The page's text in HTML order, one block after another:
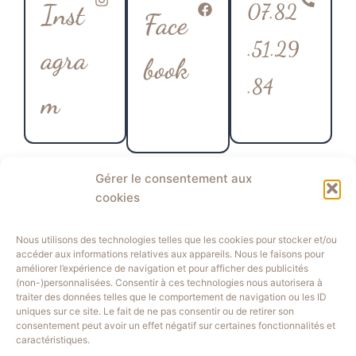
Gérer le consentement aux
cookies
Nous utilisons des technologies telles que les cookies pour stocker et/ou
accéder aux informations relatives aux appareils. Nous le faisons pour
améliorer l’expérience de navigation et pour afficher des publicités
(non-)personnalisées. Consentir à ces technologies nous autorisera à
traiter des données telles que le comportement de navigation ou les ID
uniques sur ce site. Le fait de ne pas consentir ou de retirer son
consentement peut avoir un effet négatif sur certaines fonctionnalités et
caractéristiques.
Inst
agra
m
Face
book
07.82
.51.29
.84
accepter les
cookies
marketing et
activer ce
contenu
3
Boulevard
Adrien